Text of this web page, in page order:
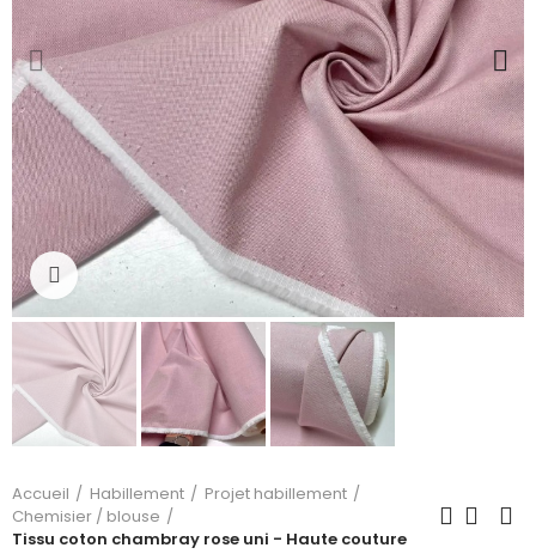
Cliquez pour agrandir
Accueil Habillement
Projet habillement
Chemisier / blouse
Tissu coton chambray rose uni - Haute couture